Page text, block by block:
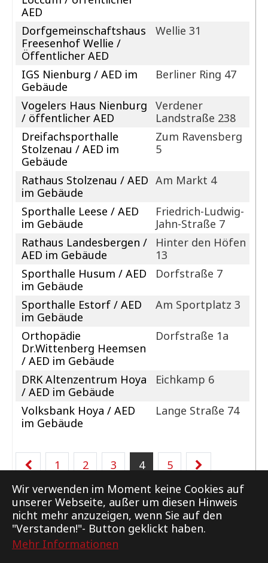
Wir verwenden im Moment keine Cookies auf
unserer Webseite, außer um diesen Hinweis
nicht mehr anzuzeigen, wenn Sie auf den
"Verstanden!"- Button geklickt haben.
Mehr Informationen
AED
Dorfgemeinschaftshaus
Freesenhof Wellie /
Öffentlicher AED
Wellie 31
IGS Nienburg / AED im
Gebäude
Berliner Ring 47
Vogelers Haus Nienburg
/ öffentlicher AED
Verdener
Landstraße 238
Dreifachsporthalle
Stolzenau / AED im
Gebäude
Zum Ravensberg
5
Rathaus Stolzenau / AED
im Gebäude
Am Markt 4
Sporthalle Leese / AED
im Gebäude
Friedrich-Ludwig-
Jahn-Straße 7
Rathaus Landesbergen /
AED im Gebäude
Hinter den Höfen
13
Sporthalle Husum / AED
im Gebäude
Dorfstraße 7
Sporthalle Estorf / AED
im Gebäude
Am Sportplatz 3
Orthopädie
Dr.Wittenberg Heemsen
/ AED im Gebäude
Dorfstraße 1a
DRK Altenzentrum Hoya
/ AED im Gebäude
Eichkamp 6
Volksbank Hoya / AED
im Gebäude
Lange Straße 74
1 2 3 4 5
Support Kontakt